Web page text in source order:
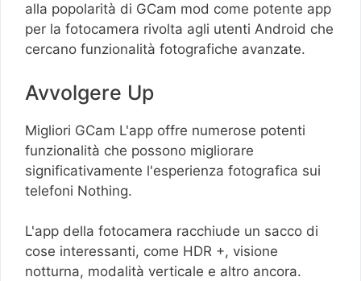
alla popolarità di GCam mod come potente app
per la fotocamera rivolta agli utenti Android che
cercano funzionalità fotografiche avanzate.
Avvolgere Up
Migliori GCam L'app offre numerose potenti
funzionalità che possono migliorare
significativamente l'esperienza fotografica sui
telefoni Nothing.
L'app della fotocamera racchiude un sacco di
cose interessanti, come HDR +, visione
notturna, modalità verticale e altro ancora.